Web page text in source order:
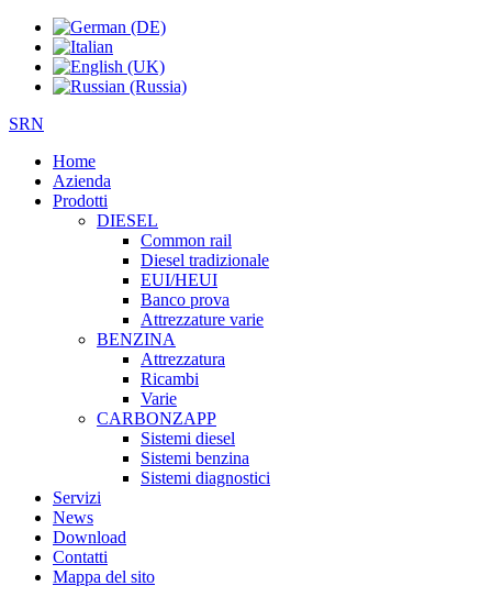
SRN
Home
Azienda
Prodotti
DIESEL
Common rail
Diesel tradizionale
EUI/HEUI
Banco prova
Attrezzature varie
BENZINA
Attrezzatura
Ricambi
Varie
CARBONZAPP
Sistemi diesel
Sistemi benzina
Sistemi diagnostici
Servizi
News
Download
Contatti
Mappa del sito